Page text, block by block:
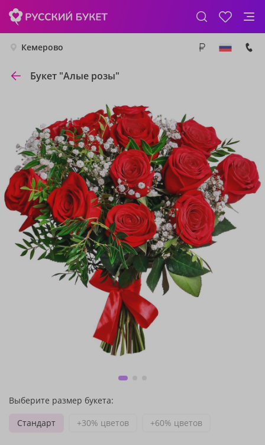
Кемерово
Букет "Алые розы"
Выберите размер букета:
Стандарт
+30% цветов +60% цветов